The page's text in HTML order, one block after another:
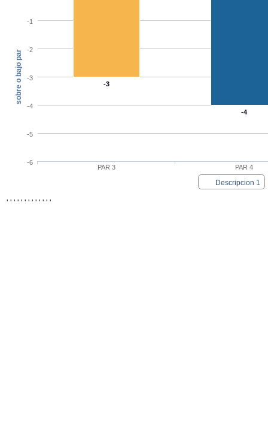
sobre o bajo par -3
-4
Descripcion 1
PAR 3 PAR 4
-6
-5
-4
-3
-2
-1
' ' ' ' ' ' ' ' ' ' ' ' '